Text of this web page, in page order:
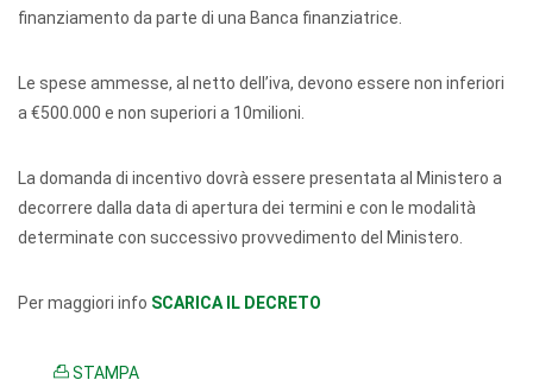
finanziamento da parte di una Banca finanziatrice.
Le spese ammesse, al netto dell’iva, devono essere non inferiori
a €500.000 e non superiori a 10milioni.
La domanda di incentivo dovrà essere presentata al Ministero a
decorrere dalla data di apertura dei termini e con le modalità
determinate con successivo provvedimento del Ministero.
Per maggiori info SCARICA IL DECRETO
STAMPA